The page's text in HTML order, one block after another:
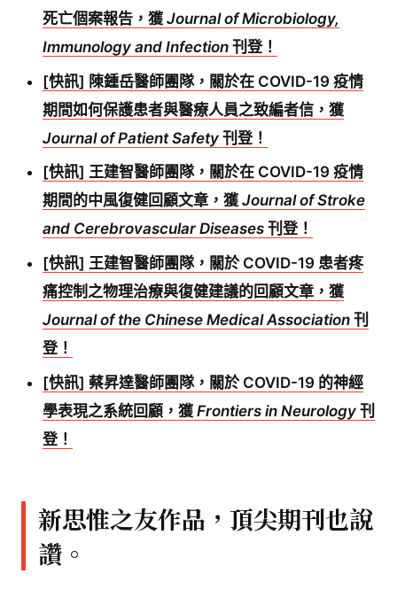
死亡個案報告，獲 Journal of Microbiology,
Immunology and Infection刊登！
[快訊] 陳鍾岳醫師團隊，關於在 COVID-19 疫情
期間如何保護患者與醫療人員之致編者信，獲
Journal of Patient Safety刊登！
[快訊] 王建智醫師團隊，關於在 COVID-19 疫情
期間的中風復健回顧文章，獲Journal of Stroke
and Cerebrovascular Diseases刊登！
[快訊] 王建智醫師團隊，關於 COVID-19 患者疼
痛控制之物理治療與復健建議的回顧文章，獲
Journal of the Chinese Medical Association刊
登！
[快訊] 蔡昇達醫師團隊，關於 COVID-19 的神經
學表現之系統回顧，獲Frontiers in Neurology刊
登！
新思惟之友作品，頂尖期刊也說
讚。